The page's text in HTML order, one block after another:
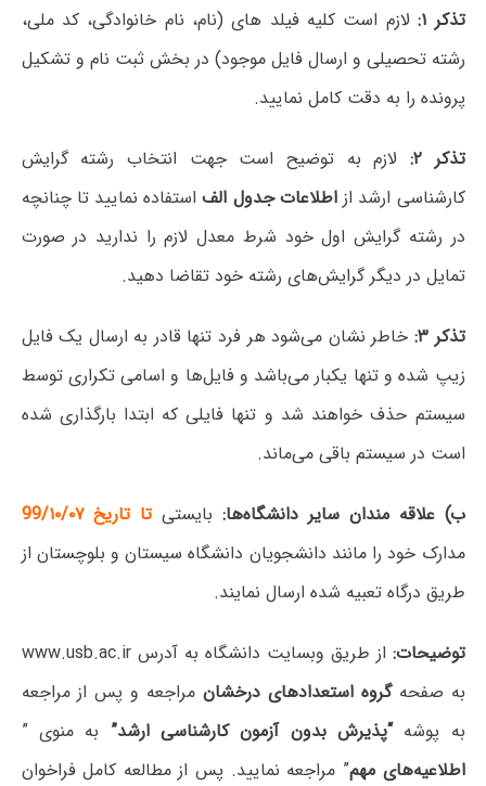
تذکر ۱:
لازم است کلیه فیلد های (نام، نام خانوادگی، کد ملی،
رشته تحصیلی و ارسال فایل موجود) در بخش ثبت نام و تشکیل
پرونده را به دقت کامل نمایید.
تذکر ۲:
لازم به توضیح است جهت انتخاب رشته گرایش
کارشناسی ارشد ازاطلاعات جدول الفاستفاده نمایید تا چنانچه
در رشته گرایش اول خود شرط معدل لازم را ندارید در صورت
تمایل در دیگر گرایش‌های رشته خود تقاضا دهید.
تذکر ۳:
خاطر نشان می‌شود هر فرد تنها قادر به ارسال یک فایل
زیپ شده و تنها یکبار می‌باشد و فایل‌ها و اسامی تکراری توسط
سیستم حذف خواهند شد و تنها فایلی که ابتدا بارگذاری شده
است در سیستم باقی می‌ماند.
ب) علاقه مندان سایر دانشگاه‌ها: بایستیتا تاریخ99/۱۰/۰۷
مدارک خود را مانند دانشجویان دانشگاه سیستان و بلوچستان از
طریق درگاه تعبیه شده ارسال نمایند.
توضیحات:
از طریق وبسایت دانشگاه به آدرس www.usb.ac.ir
به صفحهگروه استعدادهای درخشان مراجعه و پس از مراجعه
به پوشه“پذیرش بدون آزمون کارشناسی ارشد” به منوی ”
اطلاعیه‌های مهم” مراجعه نمایید. پس از مطالعه کامل فراخوان